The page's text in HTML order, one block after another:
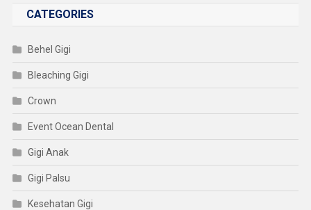
CATEGORIES
Behel Gigi
Bleaching Gigi
Crown
Event Ocean Dental
Gigi Anak
Gigi Palsu
Kesehatan Gigi